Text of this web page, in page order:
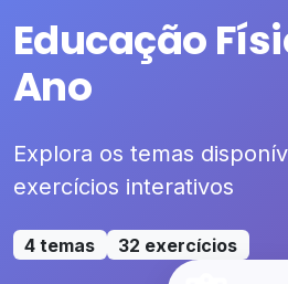
Educação
Ano
Explora os temas
exercícios interativos
4 temas 32 exercícios